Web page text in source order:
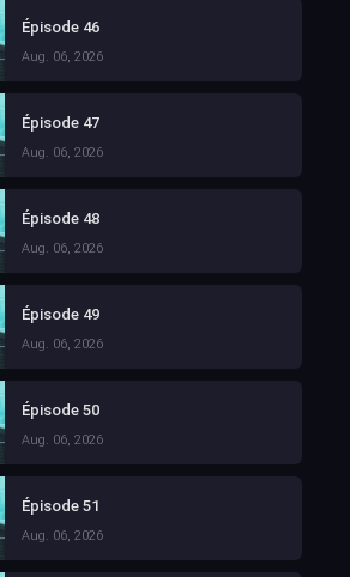
Épisode 46
Aug. 06, 2026
Épisode 47
Aug. 06, 2026
Épisode 48
Aug. 06, 2026
Épisode 49
Aug. 06, 2026
Épisode 50
Aug. 06, 2026
Épisode 51
Aug. 06, 2026